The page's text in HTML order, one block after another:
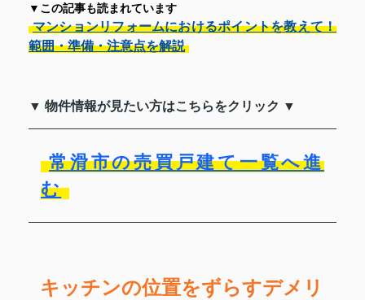
▼この記事も読まれています
マンションリフォームにおけるポイントを教えて！
範囲・準備・注意点を解説
▼ 物件情報が見たい方はこちらをクリック ▼
常滑市の売買戸建て一覧へ進
む
キッチンの位置をずらすデメリ